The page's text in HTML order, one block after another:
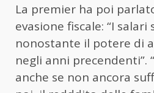
La premier ha poi
evasione fiscale: “I
nonostante il potere di
negli anni precendenti”.
anche se non ancora